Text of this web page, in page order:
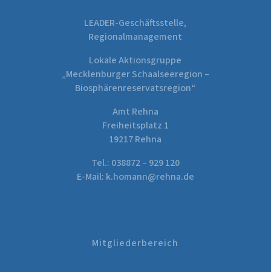
LEADER-Geschäftsstelle,
Regionalmanagement
Lokale Aktionsgruppe
„Mecklenburger Schaalseeregion –
Biosphärenreservatsregion“
Amt Rehna
Freiheitsplatz 1
19217 Rehna
Tel.: 038872 – 929 120
E-Mail: k.homann@rehna.de
Mitgliederbereich